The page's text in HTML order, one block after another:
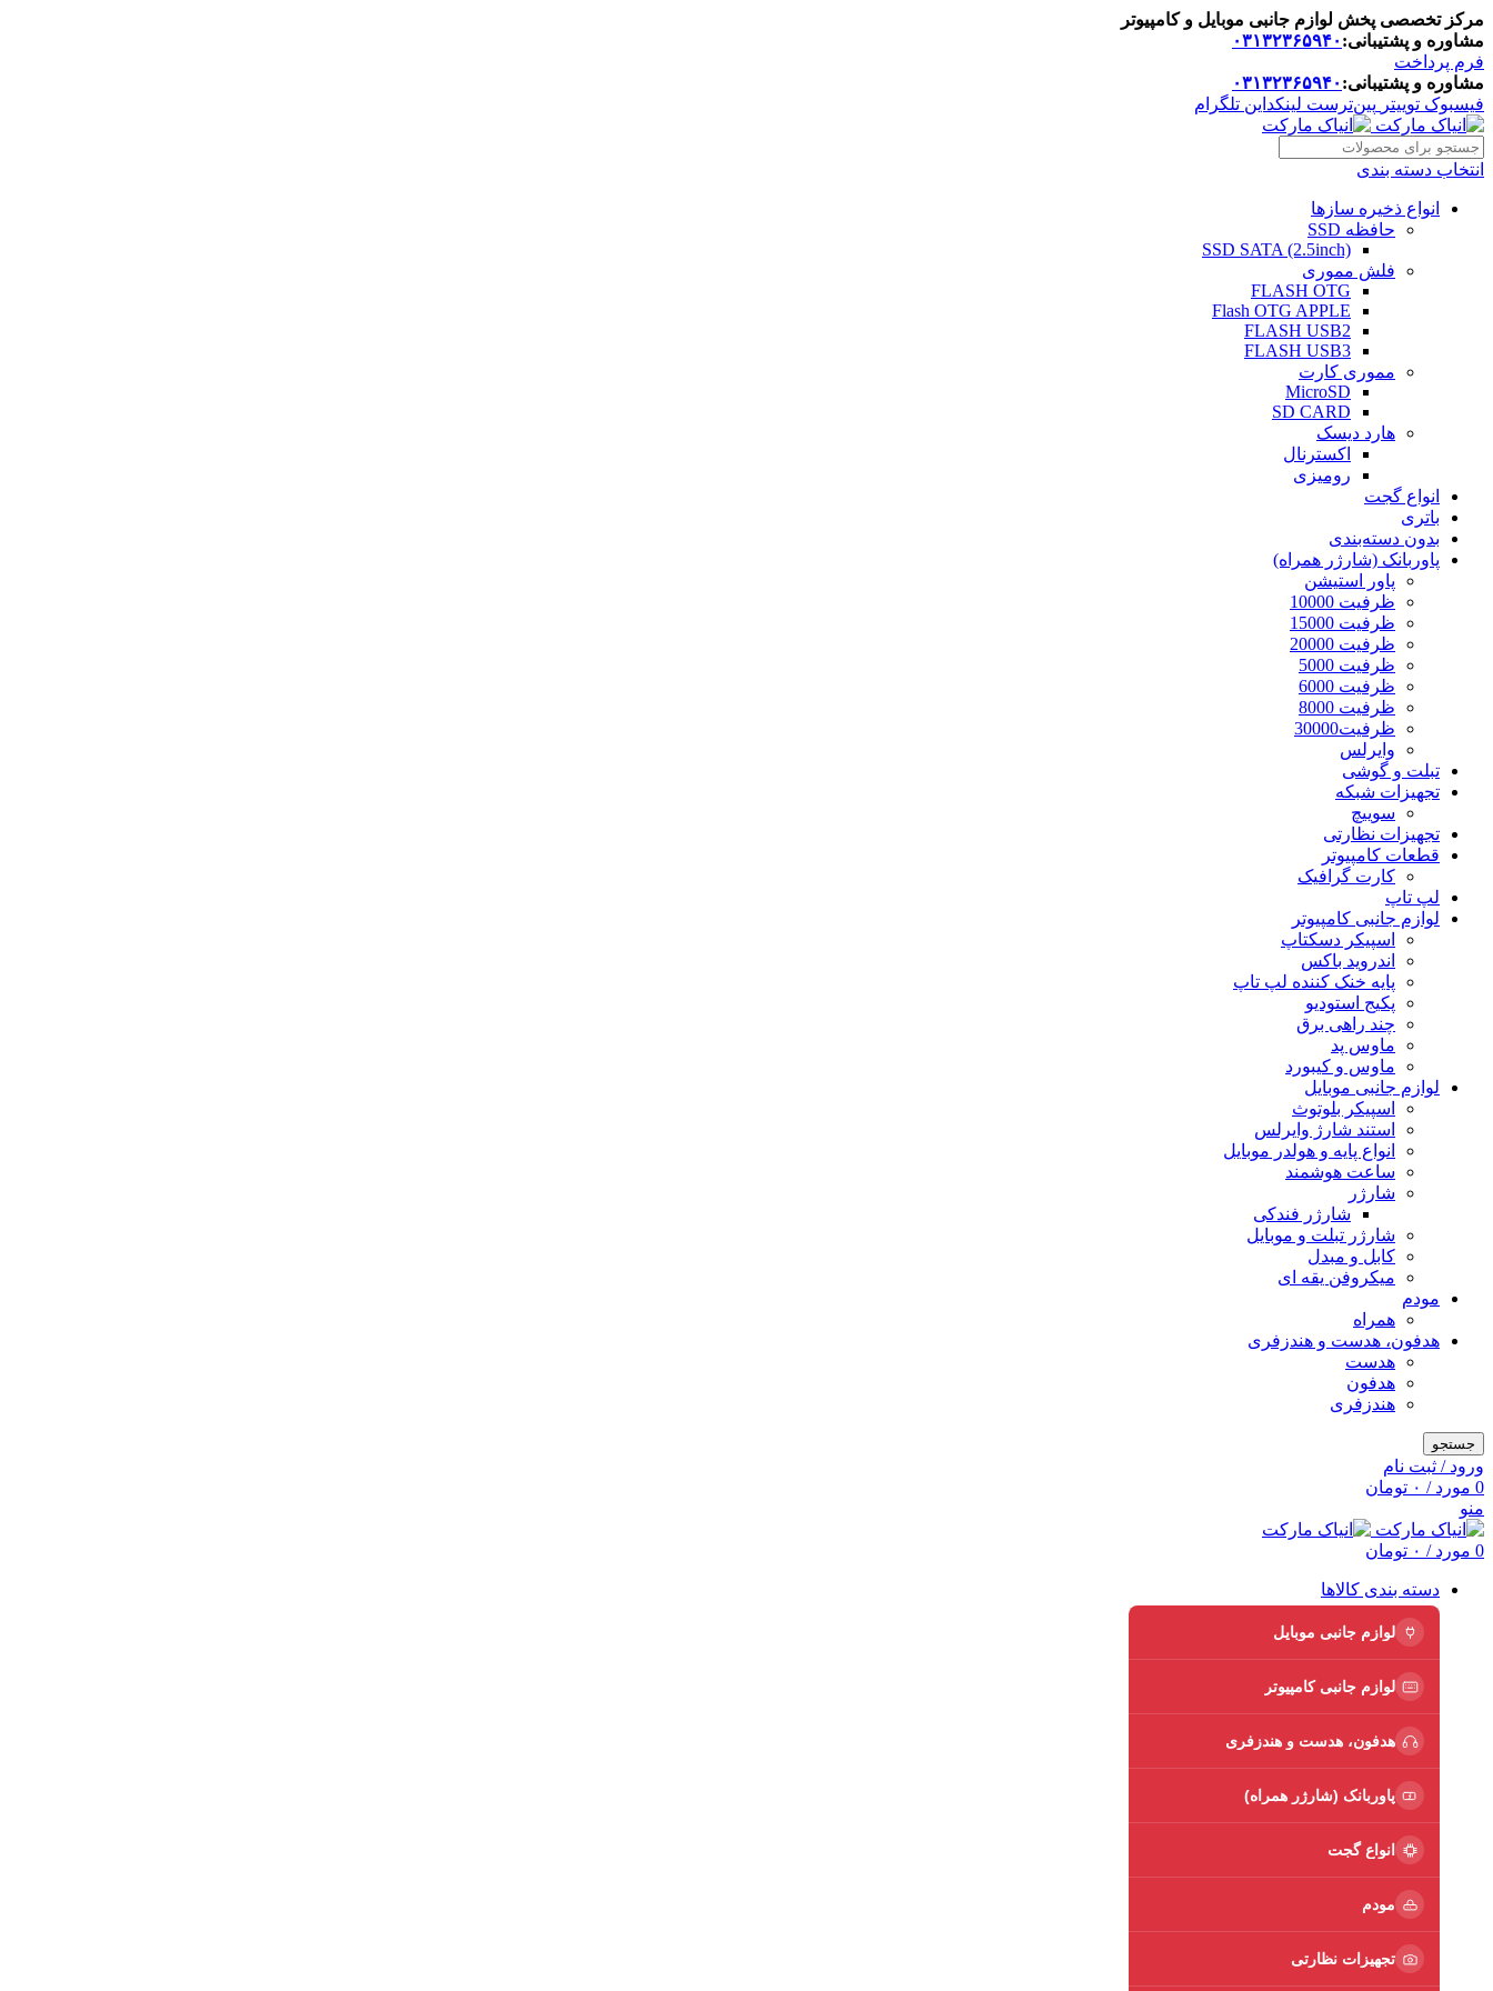
مرکز تخصصی پخش لوازم جانبی موبایل و کامپیوتر
مشاوره و پشتیبانی: ۰۳۱۳۲۳۶۵۹۴۰
فرم پرداخت
مشاوره و پشتیبانی: ۰۳۱۳۲۳۶۵۹۴۰
فیسبوک توییتر پین‌ترست لینکداین تلگرام
انتخاب دسته بندی
انواع ذخیره سازها
حافظه SSD
SSD SATA (2.5inch)
فلش مموری
FLASH OTG
Flash OTG APPLE
FLASH USB2
FLASH USB3
مموری کارت
MicroSD
SD CARD
هارد دیسک
اکسترنال
رومیزی
انواع گجت
باتری
بدون دسته‌بندی
پاوربانک (شارژر همراه)
پاور استیشن
ظرفیت 10000
ظرفیت 15000
ظرفیت 20000
ظرفیت 5000
ظرفیت 6000
ظرفیت 8000
ظرفیت30000
وایرلس
تبلت و گوشی
تجهیزات شبکه
سوییچ
تجهیزات نظارتی
قطعات کامپیوتر
کارت گرافیک
لپ تاپ
لوازم جانبی کامپیوتر
اسپیکر دسکتاپ
اندروید باکس
پایه خنک کننده لپ تاپ
پکیج استودیو
چند راهی برق
ماوس پد
ماوس و کیبورد
لوازم جانبی موبایل
اسپیکر بلوتوث
استند شارژ وایرلس
انواع پایه و هولدر موبایل
ساعت هوشمند
شارژر
شارژر فندکی
شارژر تبلت و موبایل
کابل و مبدل
میکروفن یقه ای
مودم
همراه
هدفون، هدست و هندزفری
هدست
هدفون
هندزفری
جستجو
ورود / ثبت نام
0 مورد / ۰ تومان
منو
0 مورد / ۰ تومان
دسته بندی کالاها
لوازم جانبی موبایل
لوازم جانبی کامپیوتر
هدفون، هدست و هندزفری
پاوربانک (شارژر همراه)
انواع گجت
مودم
تجهیزات نظارتی